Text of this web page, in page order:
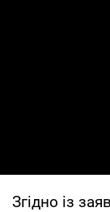
Згідно із